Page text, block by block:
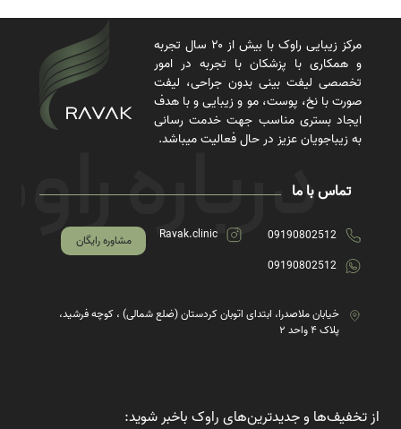
مرکز زیبایی راوک با بیش از ۲۰ سال تجربه
و همکاری با پزشکان با تجربه در امور
تخصصی لیفت بینی بدون جراحی، لیفت
صورت با نخ، پوست، مو و زیبایی و با هدف
ایجاد بستری مناسب جهت خدمت رسانی
به زیباجویان عزیز در حال فعالیت میباشد.
تماس با ما
09190802512
09190802512
Ravak.clinic مشاوره رایگان
خیابان ملاصدرا، ابتدای اتوبان کردستان (ضلع شمالی) ، کوچه فرشید،
پلاک ۴ واحد ۲
از تخفیف‌ها و جدیدترین‌های راوک باخبر شوید: